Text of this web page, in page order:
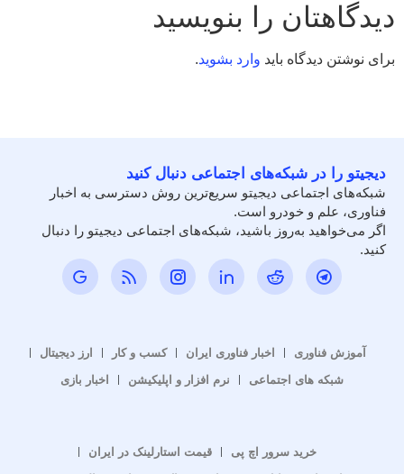
دیدگاهتان را بنویسید
برای نوشتن دیدگاه باید وارد بشوید.
دیجیتو را در شبکه‌های اجتماعی دنبال کنید
شبکه‌های اجتماعی دیجیتو سریع‌ترین روش دسترسی به اخبار
فناوری، علم و خودرو است.
اگر می‌خواهید به‌روز باشید، شبکه‌های اجتماعی دیجیتو را دنبال
کنید.
آموزش فناوری اخبار فناوری ایران کسب و کار
ارز دیجیتال
شبکه های اجتماعی
نرم افزار و اپلیکیشن اخبار بازی
خرید سرور اچ پی
قیمت استارلینک در ایران